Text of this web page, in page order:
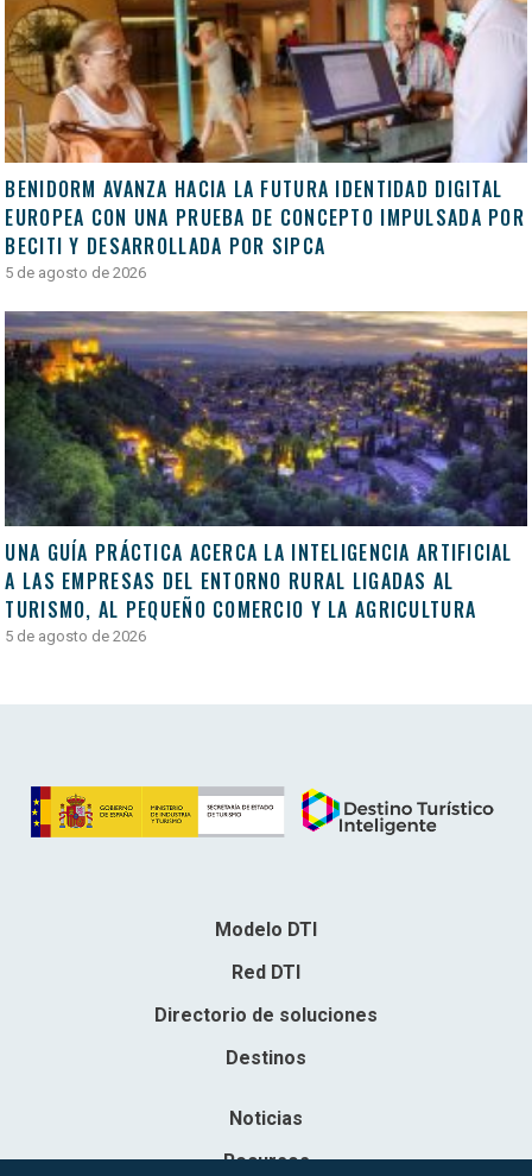
BENIDORM AVANZA HACIA LA FUTURA IDENTIDAD DIGITAL
EUROPEA CON UNA PRUEBA DE CONCEPTO IMPULSADA POR
BECITI Y DESARROLLADA POR SIPCA
5 de agosto de 2026
UNA GUÍA PRÁCTICA ACERCA LA INTELIGENCIA ARTIFICIAL
A LAS EMPRESAS DEL ENTORNO RURAL LIGADAS AL
TURISMO, AL PEQUEÑO COMERCIO Y LA AGRICULTURA
5 de agosto de 2026
Modelo DTI
Red DTI
Directorio de soluciones
Destinos
Noticias
Recursos